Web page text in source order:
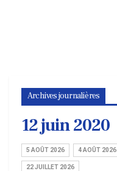
Archives journalières
12 juin 2020
5 AOÛT 2026 4 AOÛT 2026
22 JUILLET 2026